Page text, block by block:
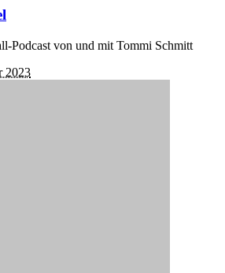
Podcast von und mit Tommi Schmitt
2023